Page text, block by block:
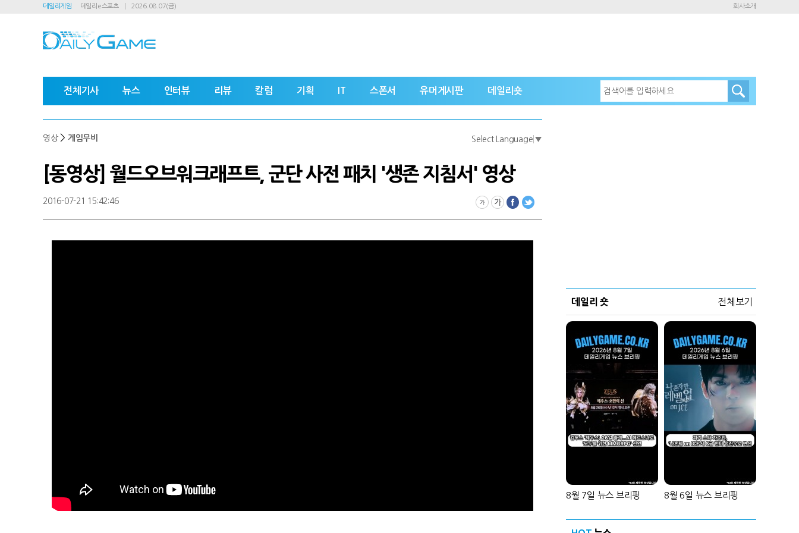
데일리게임 데일리e스포츠 2026.08.07(금) 회사소개
전체기사 뉴스 인터뷰 리뷰 칼럼 기획 IT 스폰서 유머게시판 데일리숏
영상> 게임무비 Select Language ▼
[동영상] 월드오브워크래프트, 군단 사전 패치 '생존 지침서' 영상
2016-07-21 15:42:46
데일리 숏 전체보기
8월 7일 뉴스 브리핑 8월 6일 뉴스 브리핑